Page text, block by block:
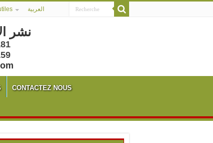
العربية
نشر
CONTACTEZ NOUS